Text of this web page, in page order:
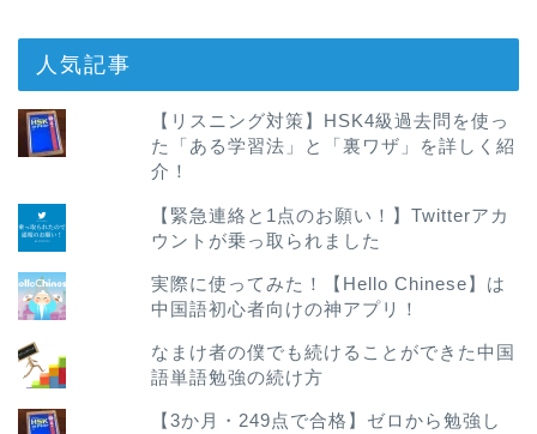
人気記事
【リスニング対策】HSK4級過去問を使っ
た「ある学習法」と「裏ワザ」を詳しく紹
介！
【緊急連絡と1点のお願い！】Twitterアカ
ウントが乗っ取られました
実際に使ってみた！【Hello Chinese】は
中国語初心者向けの神アプリ！
なまけ者の僕でも続けることができた中国
語単語勉強の続け方
【3か月・249点で合格】ゼロから勉強し